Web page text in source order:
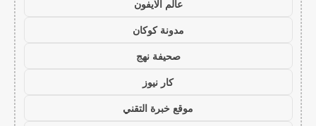
عالم الايفون
مدونة كوكان
صحيفة نهج
كار نيوز
موقع خبرة التقني